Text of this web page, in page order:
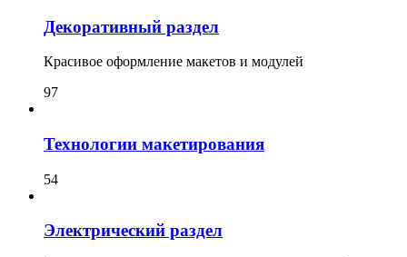
Декоративный раздел
Красивое оформление макетов и модулей
97
Технологии макетирования
54
Электрический раздел